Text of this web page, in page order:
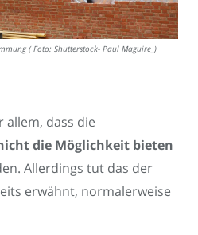
( Foto: Shutterstock- Paul Maguire_)
allem, dass die
die Möglichkeit bieten
Allerdings tut das der
erwähnt, normalerweise